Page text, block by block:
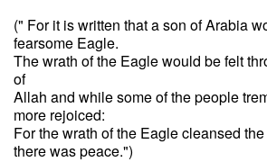
(" For it is written that a son of Arabia
fearsome Eagle.
The wrath of the Eagle would be felt
of
Allah and while some of the people
more rejoiced:
For the wrath of the Eagle cleansed
there was peace.")